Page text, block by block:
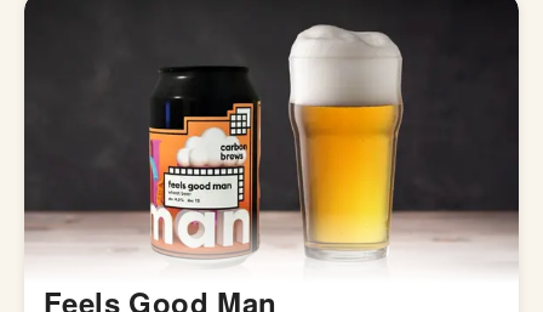
Feels Good Man